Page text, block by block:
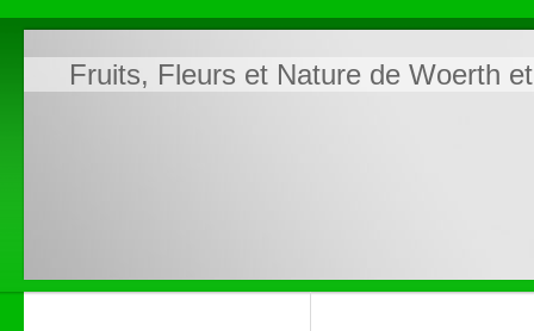
Fruits, Fleurs et Nature de Woerth